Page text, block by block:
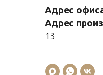
Адрес
Адрес
13